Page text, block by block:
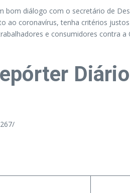
diálogo com o secretário de
ao coronavírus, tenha critérios
e consumidores contra